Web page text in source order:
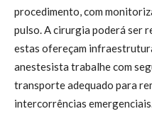
procedimento, com
pulso. A cirurgia poderá ser
estas ofereçam
anestesista trabalhe com
transporte adequado para
intercorrências